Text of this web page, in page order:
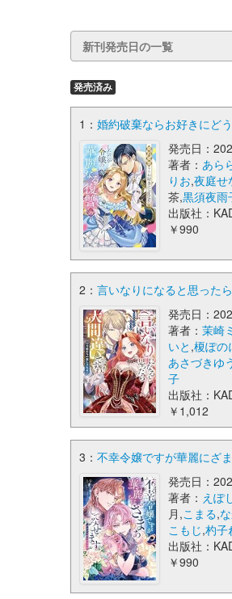
新刊発売日の一覧
発売済み
1： 婚約破棄ならお好きにど
発売日：
著者：あら
りお,夜庭せ
茶,黒須夜雨
出版社：
￥990
2： 言いなりになると思った
発売日：
著者：茉崎
いと ,榎ぽの
あさづきゆ
子
出版社：
￥1,012
3： 不幸令嬢ですが華麗にざ
発売日：
著者： えぽ
月,こまる,
こもじ,杓子
出版社：
￥990